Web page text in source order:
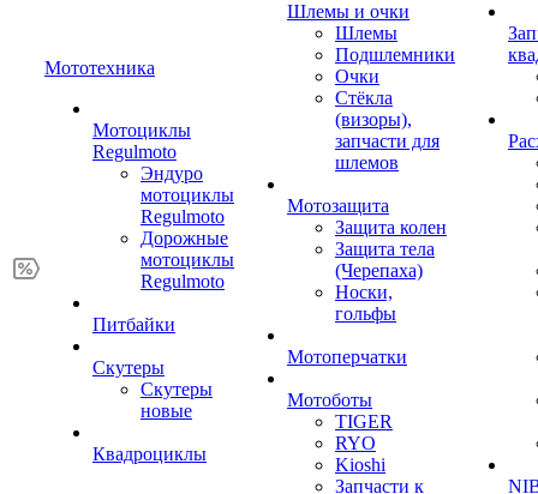
Мототехника
Мотоциклы
Regulmoto
Эндуро
мотоциклы
Regulmoto
Дорожные
мотоциклы
Regulmoto
Питбайки
Скутеры
Скутеры
новые
Квадроциклы
Шлемы и очки
Шлемы
Подшлемники
Очки
Стёкла
(визоры),
запчасти для
шлемов
Мотозащита
Защита колен
Защита тела
(Черепаха)
Носки,
гольфы
Мотоперчатки
Мотоботы
TIGER
RYO
Kioshi
Запчасти к